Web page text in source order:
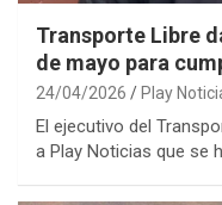
Transporte Libre
de mayo para
24/04/2026 Play
El ejecutivo del
a Play Noticias que se